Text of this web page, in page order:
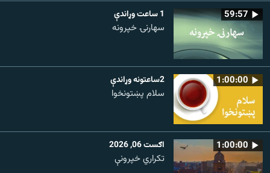
59:57 1 ساعت وړاندې
سهارنۍ خپرونه
1:00:00 2ساعتونه وړاندې
سلام پښتونخوا
1:00:00 اګست 06, 2026
تکراري خپرونې